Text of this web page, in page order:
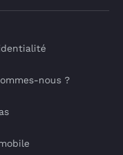
nous ?